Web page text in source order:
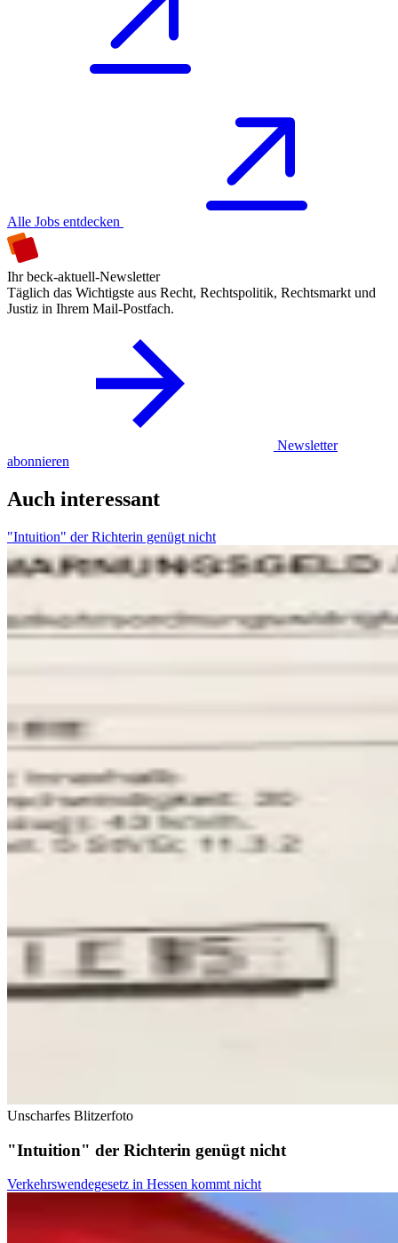
Alle Jobs entdecken
Ihr beck-aktuell-Newsletter
Täglich das Wichtigste aus Recht, Rechtspolitik, Rechtsmarkt und
Justiz in Ihrem Mail-Postfach.
Newsletter
abonnieren
Auch interessant
"Intuition" der Richterin genügt nicht
Unscharfes Blitzerfoto
"Intuition" der Richterin genügt nicht
Verkehrswendegesetz in Hessen kommt nicht